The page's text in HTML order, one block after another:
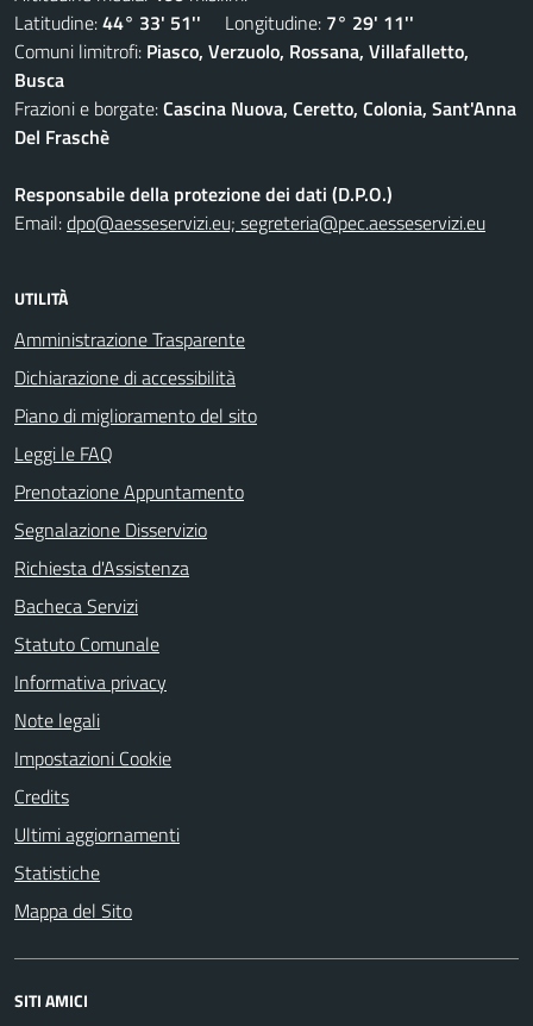
Latitudine:44° 33' 51'' Longitudine: 7° 29' 11''
Comuni limitrofi: Piasco, Verzuolo, Rossana, Villafalletto,
Busca
Frazioni e borgate:Cascina Nuova, Ceretto, Colonia, Sant'Anna
Del Fraschè
Responsabile della protezione dei dati (D.P.O.)
Email:dpo@aesseservizi.eu; segreteria@pec.aesseservizi.eu
UTILITÀ
Amministrazione Trasparente
Dichiarazione di accessibilità
Piano di miglioramento del sito
Leggi le FAQ
Prenotazione Appuntamento
Segnalazione Disservizio
Richiesta d'Assistenza
Bacheca Servizi
Statuto Comunale
Informativa privacy
Note legali
Impostazioni Cookie
Credits
Ultimi aggiornamenti
Statistiche
Mappa del Sito
SITI AMICI